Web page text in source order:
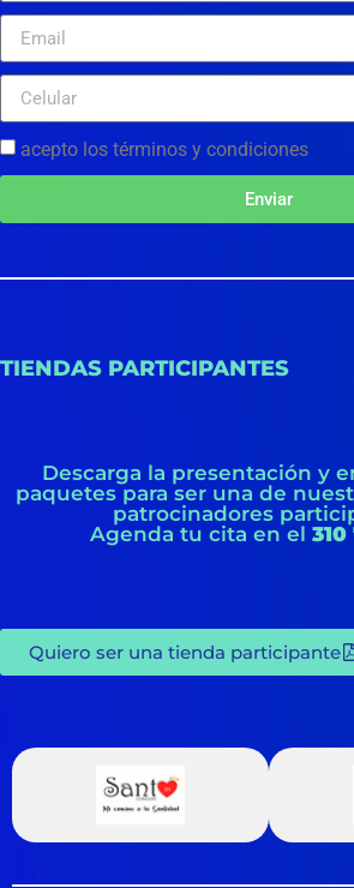
acepto los términos y condiciones
Enviar
TIENDAS PARTICIPANTES
Descarga la presentación y
paquetes para ser una de
patrocinadores
Agenda tu cita en el 310
Quiero ser una tienda participante